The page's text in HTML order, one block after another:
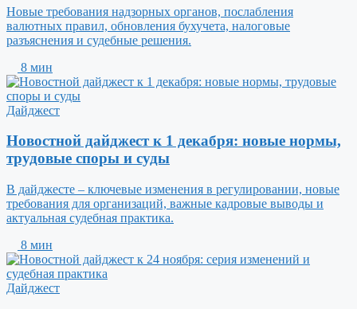
Новые требования надзорных органов, послабления
валютных правил, обновления бухучета, налоговые
разъяснения и судебные решения.
8 мин
Дайджест
Новостной дайджест к 1 декабря: новые нормы,
трудовые споры и суды
В дайджесте – ключевые изменения в регулировании, новые
требования для организаций, важные кадровые выводы и
актуальная судебная практика.
8 мин
Дайджест